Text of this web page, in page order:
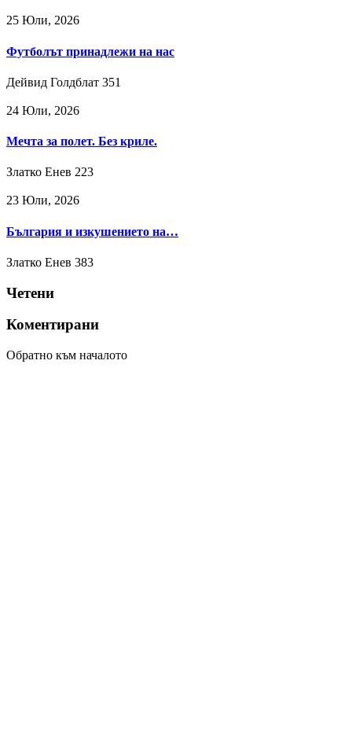
25 Юли, 2026
Футболът принадлежи на нас
Дейвид Голдблат 351
24 Юли, 2026
Мечта за полет. Без криле.
Златко Енев 223
23 Юли, 2026
България и изкушението на…
Златко Енев 383
Четени
Коментирани
Обратно към началото